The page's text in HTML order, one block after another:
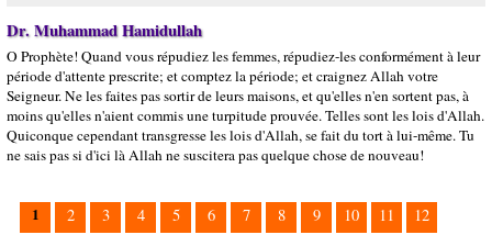
Dr. Muhammad Hamidullah
O Prophète! Quand vous répudiez les femmes, répudiez-les conformément à leur
période d'attente prescrite; et comptez la période; et craignez Allah votre
Seigneur. Ne les faites pas sortir de leurs maisons, et qu'elles n'en sortent pas, à
moins qu'elles n'aient commis une turpitude prouvée. Telles sont les lois d'Allah.
Quiconque cependant transgresse les lois d'Allah, se fait du tort à lui-même. Tu
ne sais pas si d'ici là Allah ne suscitera pas quelque chose de nouveau!
1 2 3 4 5 6 7 8 9 10 11 12